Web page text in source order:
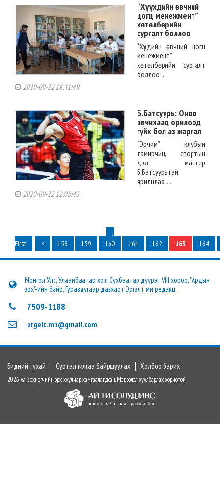
“Хүүхдийн өвчний
цогц менежмент”
хөтөлбөрийн
сургалт боллоо
“Хүүхдийн өвчний цогц
менежмент”
хөтөлбөрийн сургалт
боллоо ...
2020-09-22 18:41:49
Б.Батсуурь: Оноо
авчихаад орилоод
гүйх бол аз жаргал
“Эрчим” клубын
тамирчин, спортын
дэд мастер
Б.Батсуурьтай
ярилцлаа. ...
2020-09-22 12:08:43
‹
First
< 158 159 160 161 162 163 164
Монгол Улс, Улаанбаатар хот, Сүхбаатар дүүрэг, VIII хороо, "Ардын
эрх"-ийн байр, Гуравдугаар давхарт Эргэлт.мн редакц
7509-1188
ergelt.mn@gmail.com
Бидний тухай Сурталчилгаа байршуулах Холбоо барих
2026 © Зохиогчийн эрх хуулиар хамгаалагдсан. Мэдээлэл хуулбарлах хориотой.